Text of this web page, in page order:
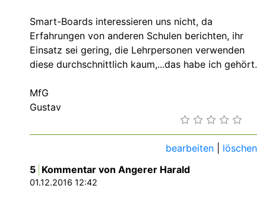
Smart-Boards interessieren uns nicht, da
Erfahrungen von anderen Schulen berichten, ihr
Einsatz sei gering, die Lehrpersonen verwenden
diese durchschnittlich kaum,...das habe ich gehört.
MfG
Gustav
bearbeiten
löschen
5 Kommentar von Angerer Harald
01.12.2016 12:42